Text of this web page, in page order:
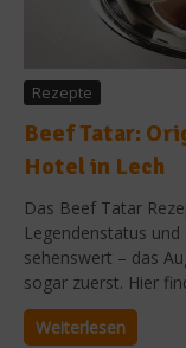
Rezepte
Beef Tatar:
Hotel in Lech
Das Beef Tatar
Legendenstatus
sehenswert – das
sogar zuerst. Hier
Weiterlesen